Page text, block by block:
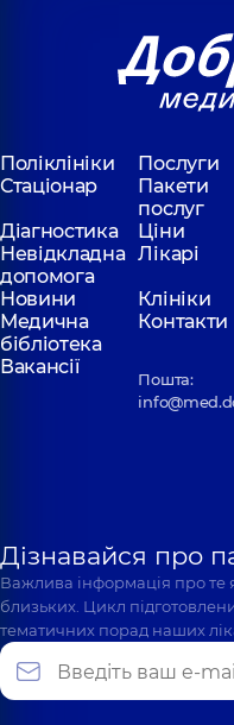
Поліклініки
Послуги
Стаціонар
Пакети
послуг
Діагностика
Ціни
Невідкладна
допомога
Лікарі
Новини
Клініки
Медична
бібліотека
Контакти
Вакансії
Пошта:
Дізнавайся про
Важлива інформація про те
близьких. Цикл
тематичних порад наших